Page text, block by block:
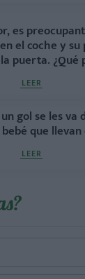
es
el coche y
puerta. ¿Qué
LEER
gol se les va
que
LEER